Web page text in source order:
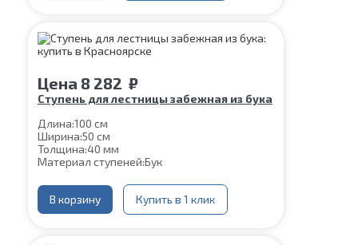
Цена 8 282 ₽
Ступень для лестницы забежная из бука
Длина:100 см
Ширина:50 см
Толщина:40 мм
Материал ступеней:Бук
В корзину Купить в 1 клик